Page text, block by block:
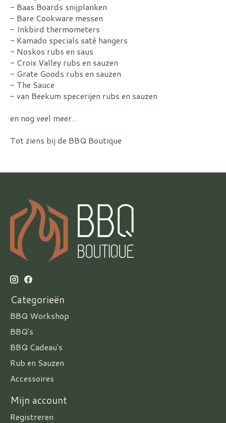
- Baas Boards snijplanken
- Bare Cookware messen
- Inkbird thermometers
- Kamado specials saté hangers
- Noskos rubs en saus
- Croix Valley rubs en sauzen
- Grate Goods rubs en sauzen
- The Sauce
- van Beekum specerijen rubs en sauzen
en nog veel meer...
Tot ziens bij de BBQ Boutique
Categorieën
BBQ Workshop
BBQ's
BBQ Cadeau's
Rub en Sauzen
Accessoires
Mijn account
Registreren